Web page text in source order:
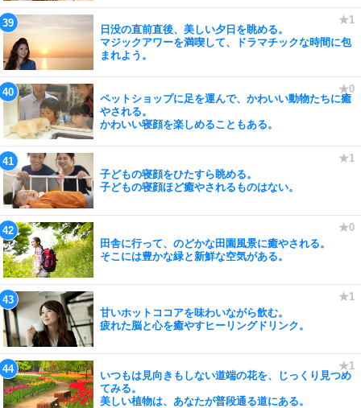
日没の直前直後、美しい夕日を眺める。
マジックアワーを満喫して、ドラマチックな時間に包
まれよう。
ペットショップに足を運んで、かわいい動物たちに癒
やされる。
かわいい寝顔を楽しめることもある。
子どもの寝顔をひたすら眺める。
子どもの寝顔ほど癒やされるものはない。
田舎に行って、のどかな田園風景に癒やされる。
そこには豊かな緑と新鮮な空気がある。
甘いホットココアを味わいながら飲む。
疲れた脳と心を癒やすヒーリングドリンク。
いつもは見向きもしない道端の花を、じっくり見つめ
てみる。
美しい植物は、あなたが普段通る道にある。